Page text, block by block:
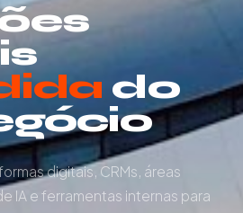
do
digitais, CRMs, áreas
IA e ferramentas internas para